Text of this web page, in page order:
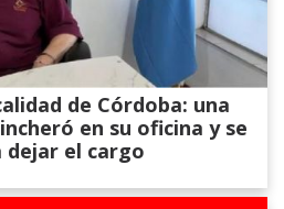
de Córdoba: una
en su oficina y se
dejar el cargo